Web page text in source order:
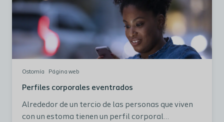
Ostomía Página web
Perfiles corporales eventrados
Alrededor de un tercio de las personas que viven
con un estoma tienen un perfil corporal